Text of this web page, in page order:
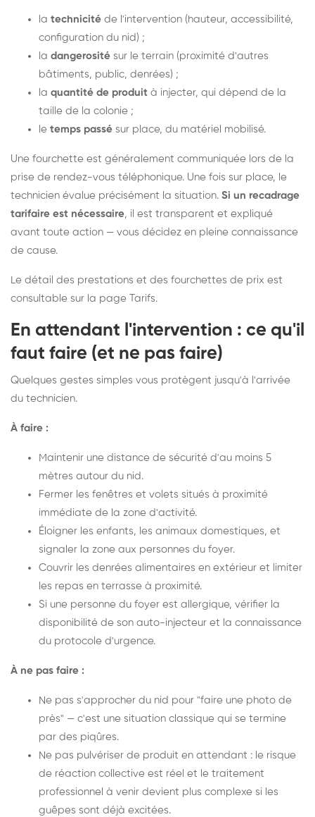
la technicité de l'intervention (hauteur, accessibilité,
configuration du nid) ;
la dangerosité sur le terrain (proximité d'autres
bâtiments, public, denrées) ;
la quantité de produit à injecter, qui dépend de la
taille de la colonie ;
le temps passé sur place, du matériel mobilisé.
Une fourchette est généralement communiquée lors de la
prise de rendez-vous téléphonique. Une fois sur place, le
technicien évalue précisément la situation. Si un recadrage
tarifaire est nécessaire, il est transparent et expliqué
avant toute action — vous décidez en pleine connaissance
de cause.
Le détail des prestations et des fourchettes de prix est
consultable sur la page Tarifs.
En attendant l'intervention : ce qu'il
faut faire (et ne pas faire)
Quelques gestes simples vous protègent jusqu'à l'arrivée
du technicien.
À faire :
Maintenir une distance de sécurité d'au moins 5
mètres autour du nid.
Fermer les fenêtres et volets situés à proximité
immédiate de la zone d'activité.
Éloigner les enfants, les animaux domestiques, et
signaler la zone aux personnes du foyer.
Couvrir les denrées alimentaires en extérieur et limiter
les repas en terrasse à proximité.
Si une personne du foyer est allergique, vérifier la
disponibilité de son auto-injecteur et la connaissance
du protocole d'urgence.
À ne pas faire :
Ne pas s'approcher du nid pour "faire une photo de
près" — c'est une situation classique qui se termine
par des piqûres.
Ne pas pulvériser de produit en attendant : le risque
de réaction collective est réel et le traitement
professionnel à venir devient plus complexe si les
guêpes sont déjà excitées.